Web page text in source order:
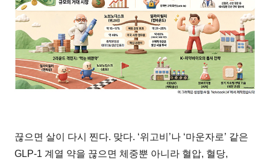
끊으면 살이 다시 찐다. 맞다. ‘위고비’나 ‘마운자로’ 같은
GLP-1 계열 약을 끊으면 체중뿐 아니라 혈압, 혈당,